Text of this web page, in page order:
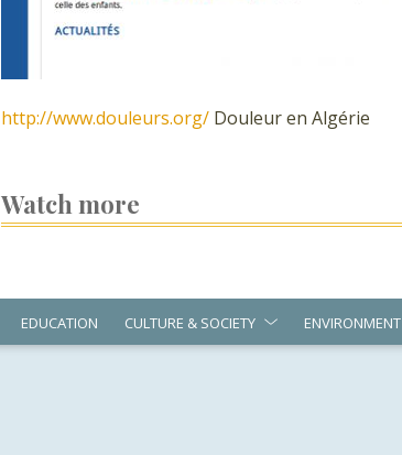
http://www.douleurs.org/ Douleur en Algérie
Watch more
EDUCATION CULTURE & SOCIETY ENVIRONMENT